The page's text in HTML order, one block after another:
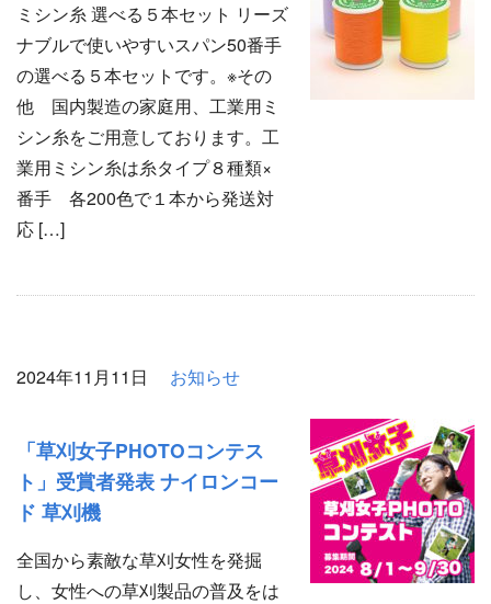
ミシン糸 選べる５本セット リーズ
ナブルで使いやすいスパン50番手
の選べる５本セットです。※その
他 国内製造の家庭用、工業用ミ
シン糸をご用意しております。工
業用ミシン糸は糸タイプ８種類×
番手 各200色で１本から発送対
応 […]
2024年11月11日 お知らせ
「草刈女子PHOTOコンテス
ト」受賞者発表 ナイロンコー
ド 草刈機
全国から素敵な草刈女性を発掘
し、女性への草刈製品の普及をは